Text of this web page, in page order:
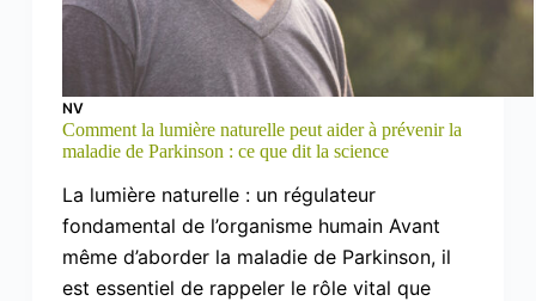
NV
Comment la lumière naturelle peut aider à prévenir la
maladie de Parkinson : ce que dit la science
La lumière naturelle : un régulateur
fondamental de l’organisme humain Avant
même d’aborder la maladie de Parkinson, il
est essentiel de rappeler le rôle vital que